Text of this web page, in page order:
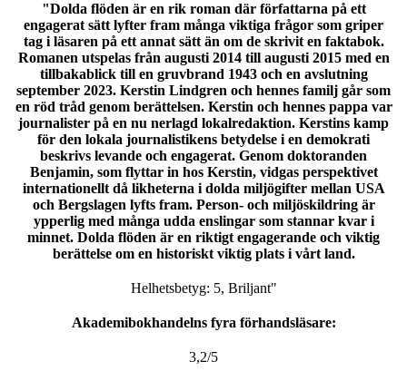
"Dolda flöden är en rik roman där författarna på ett
engagerat sätt lyfter fram många viktiga frågor som griper
tag i läsaren på ett annat sätt än om de skrivit en faktabok.
Romanen utspelas från augusti 2014 till augusti 2015 med en
tillbakablick till en gruvbrand 1943 och en avslutning
september 2023. Kerstin Lindgren och hennes familj går som
en röd tråd genom berättelsen. Kerstin och hennes pappa var
journalister på en nu nerlagd lokalredaktion. Kerstins kamp
för den lokala journalistikens betydelse i en demokrati
beskrivs levande och engagerat. Genom doktoranden
Benjamin, som flyttar in hos Kerstin, vidgas perspektivet
internationellt då likheterna i dolda miljögifter mellan USA
och Bergslagen lyfts fram. Person- och miljöskildring är
ypperlig med många udda enslingar som stannar kvar i
minnet. Dolda flöden är en riktigt engagerande och viktig
berättelse om en historiskt viktig plats i vårt land.
Helhetsbetyg: 5, Briljant"
Akademibokhandelns fyra förhandsläsare:
3,2/5